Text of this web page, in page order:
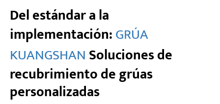
Del estándar a la
implementación:GRÚA
KUANGSHANSoluciones de
recubrimiento de grúas
personalizadas